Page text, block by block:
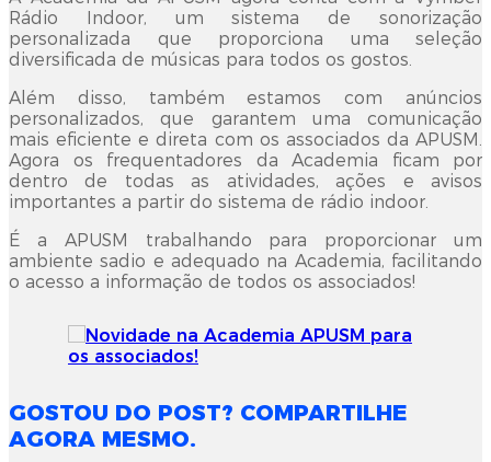
Rádio Indoor, um sistema de sonorização
personalizada que proporciona uma seleção
diversificada de músicas para todos os gostos.
Além disso, também estamos com anúncios
personalizados, que garantem uma comunicação
mais eficiente e direta com os associados da APUSM.
Agora os frequentadores da Academia ficam por
dentro de todas as atividades, ações e avisos
importantes a partir do sistema de rádio indoor.
É a APUSM trabalhando para proporcionar um
ambiente sadio e adequado na Academia, facilitando
o acesso a informação de todos os associados!
GOSTOU DO POST? COMPARTILHE
AGORA MESMO.